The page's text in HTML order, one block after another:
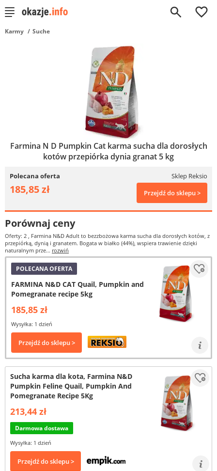
0
Karmy Suche
Farmina N D Pumpkin Cat karma sucha dla dorosłych
kotów przepiórka dynia granat 5 kg
Polecana oferta Sklep Reksio
185,85 zł Przejdź do sklepu >
Porównaj ceny
Oferty: 2 , Farmina N&D Adult to bezzbożowa karma sucha dla dorosłych kotów, z
przepiórką, dynią i granatem. Bogata w białko (44%), wspiera trawienie dzięki
naturalnym prze... rozwiń
POLECANA OFERTA
FARMINA N&D CAT Quail, Pumpkin and
Pomegranate recipe 5kg
185,85 zł
Wysyłka: 1 dzień
Przejdź do sklepu >
Sucha karma dla kota, Farmina N&D
Pumpkin Feline Quail, Pumpkin And
Pomegranate Recipe 5Kg
213,44 zł
Darmowa dostawa
Wysyłka: 1 dzień
Przejdź do sklepu >